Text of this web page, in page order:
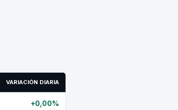
VARIACIÓN DIARIA
+0,00%